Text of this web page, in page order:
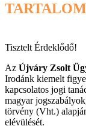
Tisztelt Érdeklődő!
Az Újváry Zsolt
Irodánk kiemelt
kapcsolatos jogi
magyar
törvény (Vht.)
elévülését.